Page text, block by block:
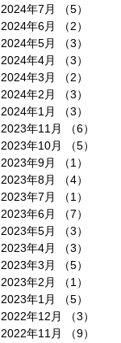
2024年7月
（5）
2024年6月
（2）
2024年5月
（3）
2024年4月
（3）
2024年3月
（2）
2024年2月
（3）
2024年1月
（3）
2023年11月
（6）
2023年10月
（5）
2023年9月
（1）
2023年8月
（4）
2023年7月
（1）
2023年6月
（7）
2023年5月
（3）
2023年4月
（3）
2023年3月
（5）
2023年2月
（1）
2023年1月
（5）
2022年12月
（3）
2022年11月
（9）